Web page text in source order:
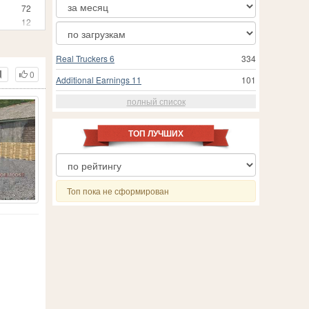
72
12
3
1
210
19
557
18
19
24
1
8
202
0
334
Real Truckers 6
101
Additional Earnings 11
полный список
ТОП ЛУЧШИХ
Топ пока не сформирован